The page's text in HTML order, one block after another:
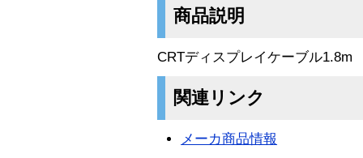
商品説明
CRTディスプレイケーブル1.8m
関連リンク
メーカ商品情報